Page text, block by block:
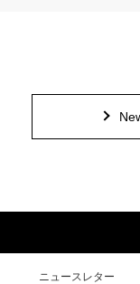
ニュースレター